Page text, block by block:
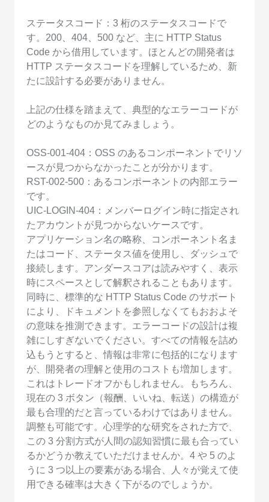
ステータスコード：3 桁のステータスコードで
す。200、404、500 など、主に HTTP Status
Code から借用しています。ほとんどの開発者は
HTTP ステータスコードを理解しているため、新
たに設計する必要がありません。
上記の仕様を踏まえて、典型的なエラーコードが
どのようなものか見てみましょう。
OSS-001-404：OSS のあるコンポーネントでリソ
ースが見つからなかったことが分かります。
RST-002-500：あるコンポーネントの内部エラー
です。
UIC-LOGIN-404：メンバーログイン時に指定され
たアカウントが見つからないケースです。
アプリケーション名の略称、コンポーネント名ま
たはコード、ステータス値を使用し、ダッシュで
接続します。アンダースコアは読みやすく、表示
時にスペースとして解釈されることもあります。
同時に、標準的な HTTP Status Code のサポート
により、ドキュメントを参照しなくてもおおよそ
の意味を推測できます。エラーコードの設計は複
雑にしすぎないでください。すべての情報を詰め
込もうとすると、情報は非常に包括的になります
が、開発者の理解と使用のコストも増加します。
これはトレードオフかもしれません。もちろん、
現在の 3 ボタン（報酬、いいね、転送）の構造が
最も合理的だと言っているわけではありません。
調整も可能です。心理学的な研究をされた方で、
この 3 分割方式が人間の認知習慣に最も合ってい
るかどうか教えていただけませんか。4 や 5 のよ
うに 3 つ以上の要素がある場合、人々が覚えて使
用できる確率は大きく下がるのでしょうか。